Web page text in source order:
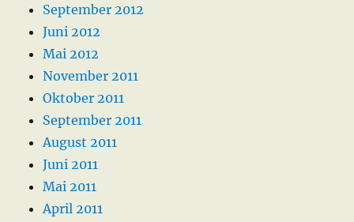
September 2012
Juni 2012
Mai 2012
November 2011
Oktober 2011
September 2011
August 2011
Juni 2011
Mai 2011
April 2011